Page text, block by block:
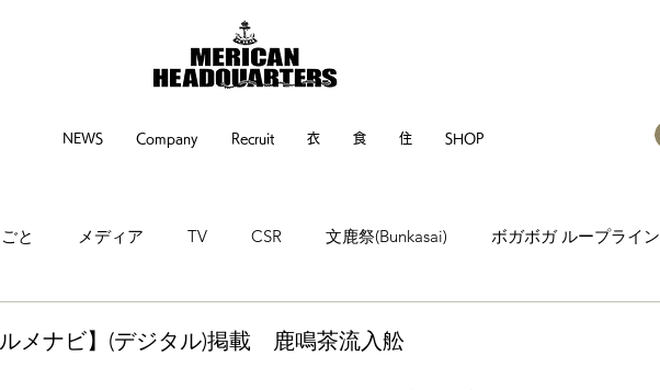
NEWS Company Recruit 衣 食 住 SHOP
と メディア TV CSR 文鹿祭(Bunkasai) ボガボガ ループライン
メナビ】(デジタル)掲載 鹿鳴茶流入舩